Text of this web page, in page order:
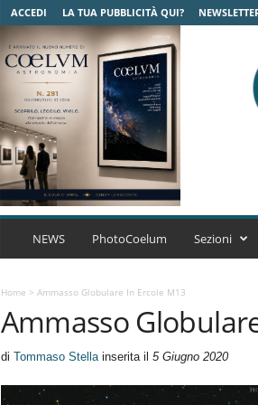
ACCEDI LA TUA PUBBLICITÀ QUI?
C
u
m
A
t
r
NEWS PhotoCoelum Sezioni
Home > Ammasso Globulare In Ercole M13
Ammasso
di Tommaso Stellainserita il 5 Giugno 2020